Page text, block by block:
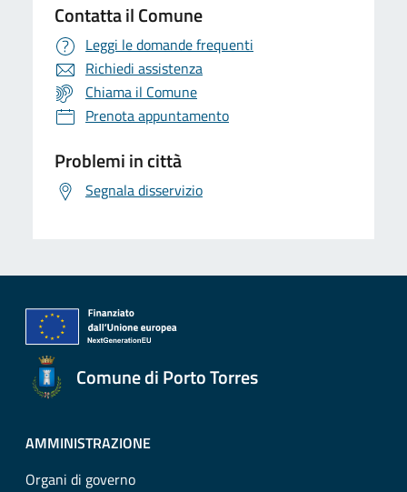
Contatta il Comune
Leggi le domande frequenti
Richiedi assistenza
Chiama il Comune
Prenota appuntamento
Problemi in città
Segnala disservizio
Comune di Porto Torres
AMMINISTRAZIONE
Organi di governo